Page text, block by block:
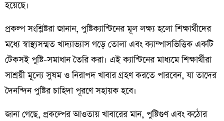
হয়েছে।
​প্রকল্প সংশ্লিষ্টরা জানান, পুষ্টিক্যান্টিনের মূল লক্ষ্য হলো শিক্ষার্থীদের
মধ্যে স্বাস্থ্যসম্মত খাদ্যাভ্যাস গড়ে তোলা এবং ক্যাম্পাসভিত্তিক একটি
টেকসই পুষ্টি-সমাধান তৈরি করা। এই ক্যান্টিনের মাধ্যমে শিক্ষার্থীরা
সাশ্রয়ী মূল্যে সুষম ও নিরাপদ খাবার গ্রহণ করতে পারবেন, যা তাদের
দৈনন্দিন পুষ্টির চাহিদা পূরণে সহায়ক হবে।
​জানা গেছে, প্রকল্পের আওতায় খাবারের মান, পুষ্টিগুণ এবং কঠোর